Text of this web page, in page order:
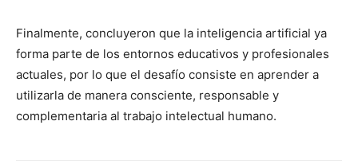
Finalmente, concluyeron que la inteligencia artificial ya
forma parte de los entornos educativos y profesionales
actuales, por lo que el desafío consiste en aprender a
utilizarla de manera consciente, responsable y
complementaria al trabajo intelectual humano.